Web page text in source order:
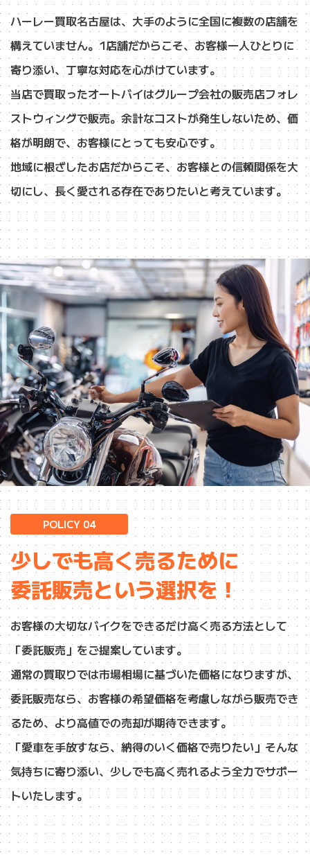
ハーレー買取名古屋は、大手のように全国に複数の店舗を
構えていません。1店舗だからこそ、お客様一人ひとりに
寄り添い、丁寧な対応を心がけています。
当店で買取ったオートバイはグループ会社の販売店フォレ
ストウィングで販売。余計なコストが発生しないため、価
格が明朗で、お客様にとっても安心です。
地域に根ざしたお店だからこそ、お客様との信頼関係を大
切にし、長く愛される存在でありたいと考えています。
POLICY 04
少しでも高く売るために
委託販売という選択を！
お客様の大切なバイクをできるだけ高く売る方法として
「委託販売」をご提案しています。
通常の買取りでは市場相場に基づいた価格になりますが、
委託販売なら、お客様の希望価格を考慮しながら販売でき
るため、より高値での売却が期待できます。
「愛車を手放すなら、納得のいく価格で売りたい」そんな
気持ちに寄り添い、少しでも高く売れるよう全力でサポー
トいたします。